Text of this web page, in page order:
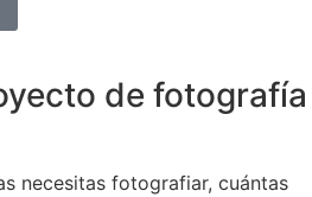
de fotografía
necesitas fotografiar, cuántas